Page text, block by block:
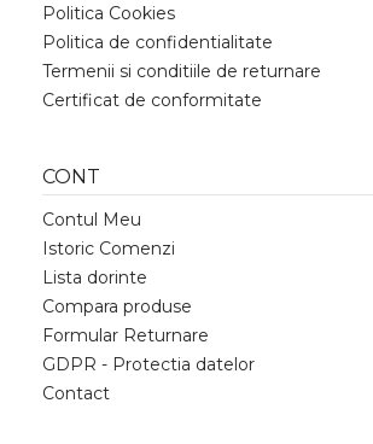
Politica Cookies
Politica de confidentialitate
Termenii si conditiile de returnare
Certificat de conformitate
CONT
Contul Meu
Istoric Comenzi
Lista dorinte
Compara produse
Formular Returnare
GDPR - Protectia datelor
Contact